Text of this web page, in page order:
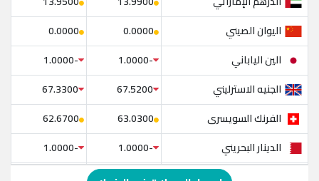
اليوان الصيني
0.0000
0.0000
الين الياباني
-1.0000
-1.0000
الجنيه الاسترليني
67.5200
67.3300
الفرنك السويسرى
63.0300
62.6700
الدينار البحريني
-1.0000
-1.0000
الدولار الإسترالي
-1.0000